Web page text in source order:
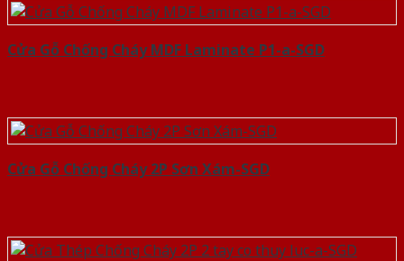
Cửa Gỗ Chống Cháy MDF Laminate P1-a-SGD
Cửa Gỗ Chống Cháy 2P Sơn Xám-SGD